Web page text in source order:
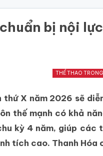
bị nội
THỂ THAO
X năm 2026 sẽ
thế mạnh có khả
kỳ 4 năm, giúp các
tích cao. Thanh Hóa